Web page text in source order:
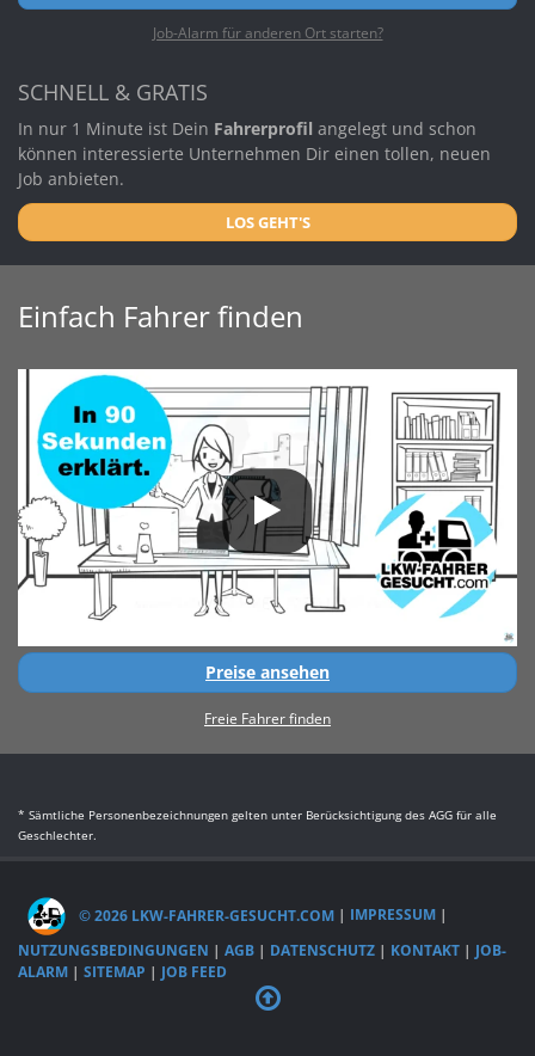
Job-Alarm für anderen Ort starten?
SCHNELL & GRATIS
In nur 1 Minute ist Dein Fahrerprofil angelegt und schon
können interessierte Unternehmen Dir einen tollen, neuen
Job anbieten.
LOS GEHT'S
Einfach Fahrer finden
Preise ansehen
Freie Fahrer finden
* Sämtliche Personenbezeichnungen gelten unter Berücksichtigung des AGG für alle
Geschlechter.
© 2026 LKW-FAHRER-GESUCHT.COM | IMPRESSUM |
NUTZUNGSBEDINGUNGEN | AGB | DATENSCHUTZ | KONTAKT | JOB-
ALARM | SITEMAP | JOB FEED